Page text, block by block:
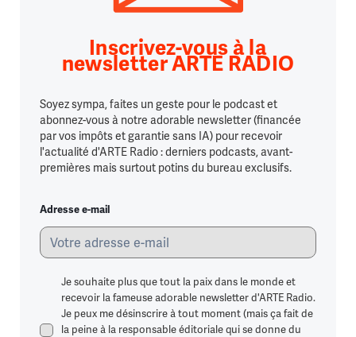
Inscrivez-vous à la
newsletter ARTE RADIO
Soyez sympa, faites un geste pour le podcast et
abonnez-vous à notre adorable newsletter (financée
par vos impôts et garantie sans IA) pour recevoir
l'actualité d'ARTE Radio : derniers podcasts, avant-
premières mais surtout potins du bureau exclusifs.
Adresse e-mail
Je souhaite plus que tout la paix dans le monde et
recevoir la fameuse adorable newsletter d'ARTE Radio.
Je peux me désinscrire à tout moment (mais ça fait de
la peine à la responsable éditoriale qui se donne du